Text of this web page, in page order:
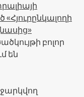
բոլոր
են